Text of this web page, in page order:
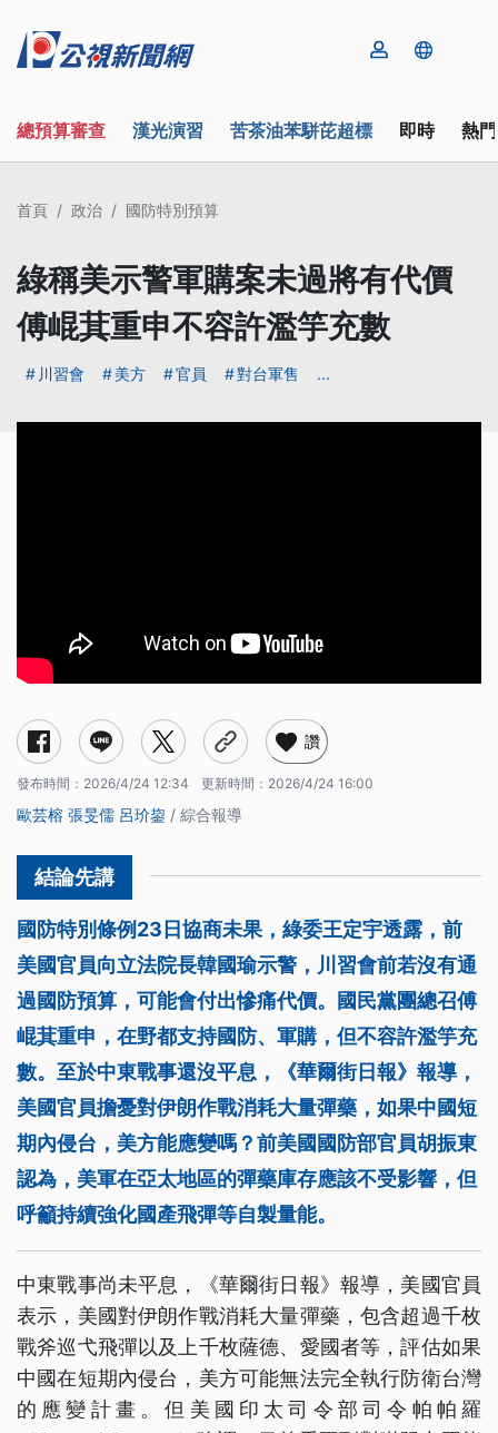
總預算審查 漢光演習 苦茶油苯駢芘超標 即時 熱
首頁 政治 國防特別預算
綠稱美示警軍購案未過將有代價
傅崐萁重申不容許濫竽充數
川習會 美方 官員 對台軍售 ...
讚
發布時間： 2026/4/24 12:34 更新時間： 2026/4/24 16:00
歐芸榕 張旻儒 呂玠鋆 / 綜合報導
國防特別條例23日協商未果，綠委王定宇透露，前
美國官員向立法院長韓國瑜示警，川習會前若沒有通
過國防預算，可能會付出慘痛代價。國民黨團總召傅
崐萁重申，在野都支持國防、軍購，但不容許濫竽充
數。至於中東戰事還沒平息，《華爾街日報》報導，
美國官員擔憂對伊朗作戰消耗大量彈藥，如果中國短
期內侵台，美方能應變嗎？前美國國防部官員胡振東
認為，美軍在亞太地區的彈藥庫存應該不受影響，但
呼籲持續強化國產飛彈等自製量能。
中東戰事尚未平息，《華爾街日報》報導，美國官員
表示，美國對伊朗作戰消耗大量彈藥，包含超過千枚
戰斧巡弋飛彈以及上千枚薩德、愛國者等，評估如果
中國在短期內侵台，美方可能無法完全執行防衛台灣
的應變計畫。但美國印太司令部司令帕帕羅